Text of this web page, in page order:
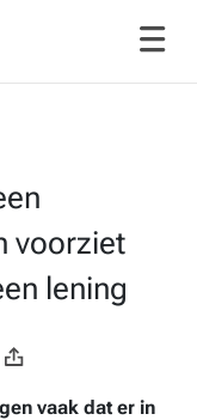
voorziet
lening
vaak dat er in